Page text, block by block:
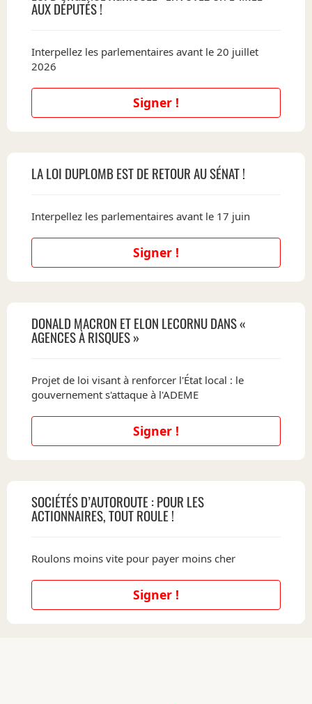
AUX DÉPUTÉS !
Interpellez les parlementaires avant le 20 juillet
2026
Signer !
LA LOI DUPLOMB EST DE RETOUR AU SÉNAT !
Interpellez les parlementaires avant le 17 juin
Signer !
DONALD MACRON ET ELON LECORNU DANS «
AGENCES À RISQUES »
Projet de loi visant à renforcer l'État local : le
gouvernement s'attaque à l'ADEME
Signer !
SOCIÉTÉS D’AUTOROUTE : POUR LES
ACTIONNAIRES, TOUT ROULE !
Roulons moins vite pour payer moins cher
Signer !